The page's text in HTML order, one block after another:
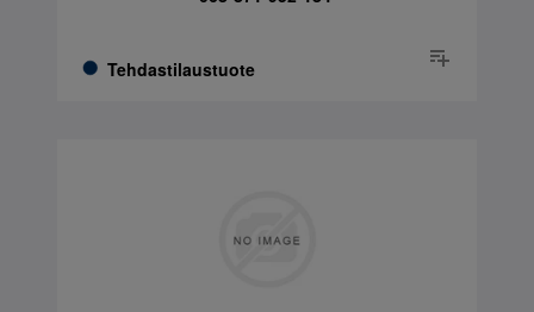
Tehdastilaustuote